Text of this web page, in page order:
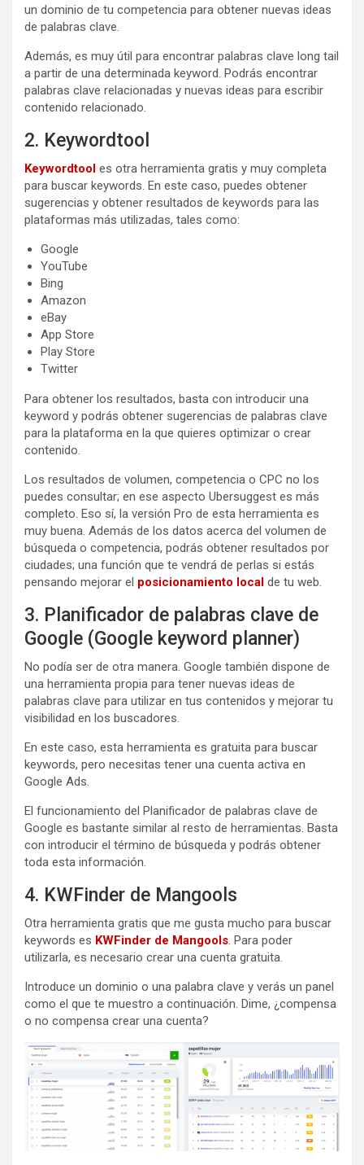
un dominio de tu competencia para obtener nuevas ideas
de palabras clave.
Además, es muy útil para encontrar palabras clave long tail
a partir de una determinada keyword. Podrás encontrar
palabras clave relacionadas y nuevas ideas para escribir
contenido relacionado.
2. Keywordtool
Keywordtool es otra herramienta gratis y muy completa
para buscar keywords. En este caso, puedes obtener
sugerencias y obtener resultados de keywords para las
plataformas más utilizadas, tales como:
Google
YouTube
Bing
Amazon
eBay
App Store
Play Store
Twitter
Para obtener los resultados, basta con introducir una
keyword y podrás obtener sugerencias de palabras clave
para la plataforma en la que quieres optimizar o crear
contenido.
Los resultados de volumen, competencia o CPC no los
puedes consultar; en ese aspecto Ubersuggest es más
completo. Eso sí, la versión Pro de esta herramienta es
muy buena. Además de los datos acerca del volumen de
búsqueda o competencia, podrás obtener resultados por
ciudades; una función que te vendrá de perlas si estás
pensando mejorar el posicionamiento local de tu web.
3. Planificador de palabras clave de
Google (Google keyword planner)
No podía ser de otra manera. Google también dispone de
una herramienta propia para tener nuevas ideas de
palabras clave para utilizar en tus contenidos y mejorar tu
visibilidad en los buscadores.
En este caso, esta herramienta es gratuita para buscar
keywords, pero necesitas tener una cuenta activa en
Google Ads.
El funcionamiento del Planificador de palabras clave de
Google es bastante similar al resto de herramientas. Basta
con introducir el término de búsqueda y podrás obtener
toda esta información.
4. KWFinder de Mangools
Otra herramienta gratis que me gusta mucho para buscar
keywords es KWFinder de Mangools. Para poder
utilizarla, es necesario crear una cuenta gratuita.
Introduce un dominio o una palabra clave y verás un panel
como el que te muestro a continuación. Dime, ¿compensa
o no compensa crear una cuenta?